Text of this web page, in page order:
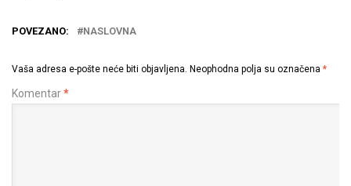
POVEZANO: NASLOVNA
Vaša adresa e-pošte neće biti objavljena. Neophodna polja su označena *
Komentar*